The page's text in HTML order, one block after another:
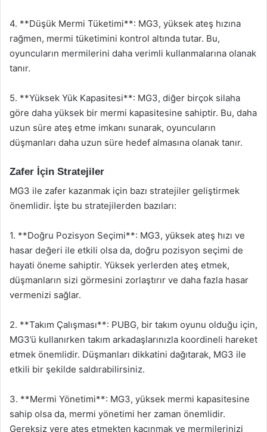
4. **Düşük Mermi Tüketimi**: MG3, yüksek ateş hızına
rağmen, mermi tüketimini kontrol altında tutar. Bu,
oyuncuların mermilerini daha verimli kullanmalarına olanak
tanır.
5. **Yüksek Yük Kapasitesi**: MG3, diğer birçok silaha
göre daha yüksek bir mermi kapasitesine sahiptir. Bu, daha
uzun süre ateş etme imkanı sunarak, oyuncuların
düşmanları daha uzun süre hedef almasına olanak tanır.
Zafer İçin Stratejiler
MG3 ile zafer kazanmak için bazı stratejiler geliştirmek
önemlidir. İşte bu stratejilerden bazıları:
1. **Doğru Pozisyon Seçimi**: MG3, yüksek ateş hızı ve
hasar değeri ile etkili olsa da, doğru pozisyon seçimi de
hayati öneme sahiptir. Yüksek yerlerden ateş etmek,
düşmanların sizi görmesini zorlaştırır ve daha fazla hasar
vermenizi sağlar.
2. **Takım Çalışması**: PUBG, bir takım oyunu olduğu için,
MG3’ü kullanırken takım arkadaşlarınızla koordineli hareket
etmek önemlidir. Düşmanları dikkatini dağıtarak, MG3 ile
etkili bir şekilde saldırabilirsiniz.
3. **Mermi Yönetimi**: MG3, yüksek mermi kapasitesine
sahip olsa da, mermi yönetimi her zaman önemlidir.
Gereksiz yere ateş etmekten kaçınmak ve mermilerinizi